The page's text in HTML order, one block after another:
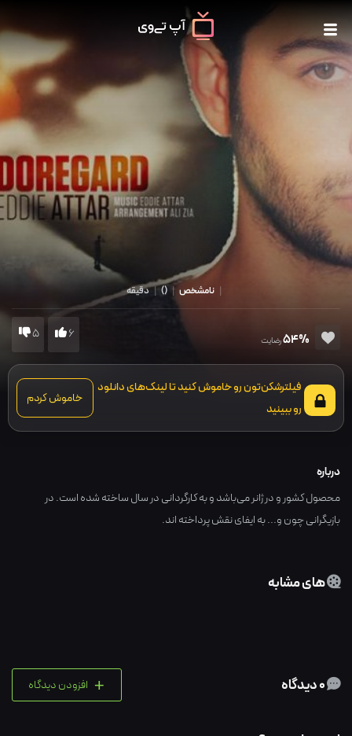
| نامشخص |
()
| دقیقه
54%رضایت 6
5
فیلترشکن‌تون رو خاموش کنید تا لینک‌های دانلود
رو ببینید
خاموش کردم
درباره
محصول کشور و در ژانر می‌باشد و به کارگردانی در سال ساخته شده است. در
بازیگرانی چون و... به ایفای نقش پرداخته اند.
های مشابه
+ افزودن دیدگاه